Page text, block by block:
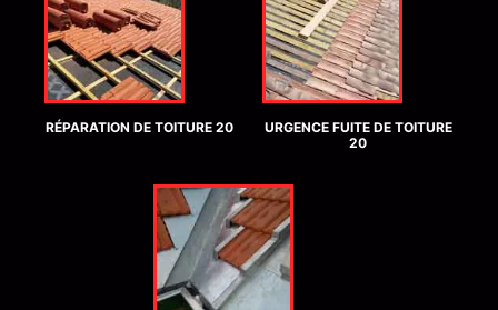
RÉPARATION DE TOITURE 20
URGENCE FUITE DE TOITURE
20